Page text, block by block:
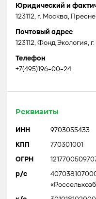
Юридический и
123112, г. Москва,
Почтовый адрес
123112, Фонд Экология,
Телефон
+7(495)196-00-24
Реквизиты
ИНН 9703055433
КПП 770301001
ОГРН
р/с